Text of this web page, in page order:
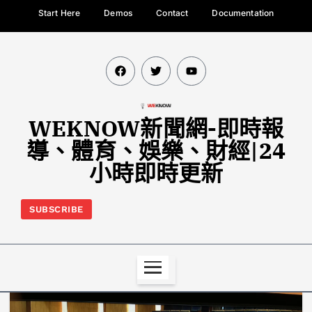
Start Here Demos Contact Documentation
WEKNOW新聞網-即時報
導、體育、娛樂、財經|24
小時即時更新
SUBSCRIBE